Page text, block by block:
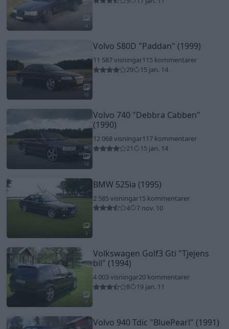
4
16
Volvo S80D "Paddan" (1999)
11 587 visningar115 kommentarer
29
15 jan. 14
14
Volvo 740 "Debbra Cabben"
(1990)
12 068 visningar117 kommentarer
21
15 jan. 14
3
BMW 525ia (1995)
2 585 visningar15 kommentarer
4
7 nov. 10
7
Volkswagen Golf3 Gti "Tjejens
bil" (1994)
4 003 visningar20 kommentarer
8
19 jan. 11
Volvo 940 Tdic "BluePearl" (1991)